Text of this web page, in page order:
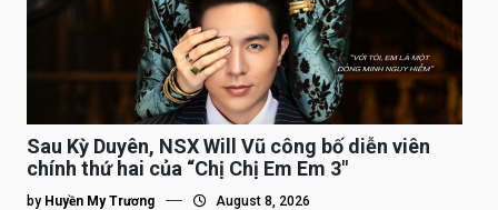
Sau Kỳ Duyên, NSX Will Vũ công bố diễn viên
chính thứ hai của “Chị Chị Em Em 3″
by Huyền My Trương August 8, 2026